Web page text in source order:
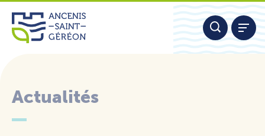
Aller
contenu
Actualités
Panneau de gestion des cookies